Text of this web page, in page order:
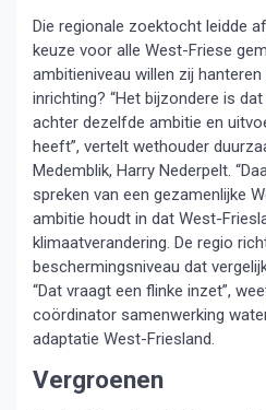
Die regionale zoektocht leidde
keuze voor alle West-Friese
ambitieniveau willen zij
inrichting? “Het bijzondere is
achter dezelfde ambitie en
heeft”, vertelt wethouder
Medemblik, Harry Nederpelt.
spreken van een gezamenlijke
ambitie houdt in dat West-
klimaatverandering. De regio
beschermingsniveau dat
“Dat vraagt een flinke inzet”,
coördinator samenwerking
adaptatie West-Friesland.
Vergroenen